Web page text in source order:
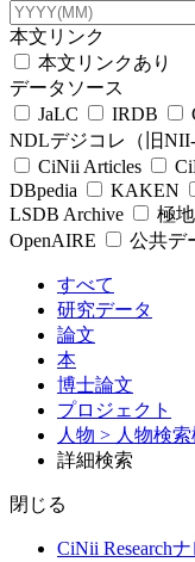
本文リンク
本文リンクあり
データソース
JaLC
IRDB
NDLデジコレ（旧NII-
CiNii Articles
DBpedia
KAKEN
LSDB Archive
極
OpenAIRE
公共デ
すべて
研究データ
論文
本
博士論文
プロジェクト
人物 > 人物検
詳細検索
閉じる
CiNii Research